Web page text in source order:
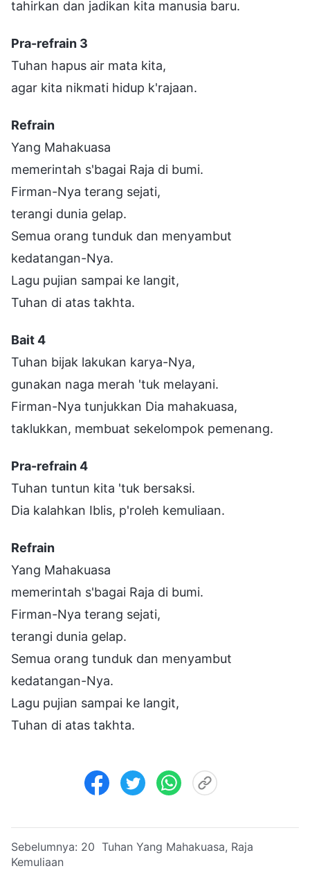
tahirkan dan jadikan kita manusia baru.
Pra-refrain 3
Tuhan hapus air mata kita,
agar kita nikmati hidup k'rajaan.
Refrain
Yang Mahakuasa
memerintah s'bagai Raja di bumi.
Firman-Nya terang sejati,
terangi dunia gelap.
Semua orang tunduk dan menyambut
kedatangan-Nya.
Lagu pujian sampai ke langit,
Tuhan di atas takhta.
Bait 4
Tuhan bijak lakukan karya-Nya,
gunakan naga merah 'tuk melayani.
Firman-Nya tunjukkan Dia mahakuasa,
taklukkan, membuat sekelompok pemenang.
Pra-refrain 4
Tuhan tuntun kita 'tuk bersaksi.
Dia kalahkan Iblis, p'roleh kemuliaan.
Refrain
Yang Mahakuasa
memerintah s'bagai Raja di bumi.
Firman-Nya terang sejati,
terangi dunia gelap.
Semua orang tunduk dan menyambut
kedatangan-Nya.
Lagu pujian sampai ke langit,
Tuhan di atas takhta.
Sebelumnya: 20 Tuhan Yang Mahakuasa, Raja
Kemuliaan